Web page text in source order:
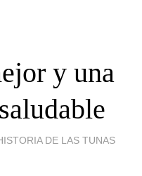
y una
DE LAS TUNAS